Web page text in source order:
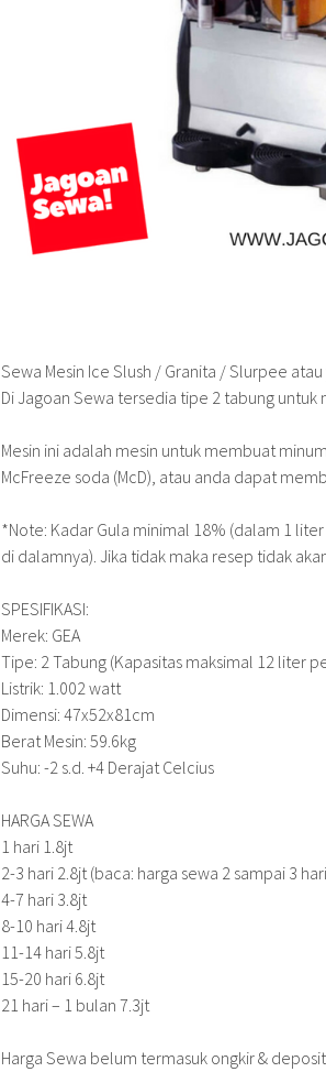
Sewa Mesin Ice Slush / Granita / Slurpee
Di Jagoan Sewa tersedia tipe 2 tabung untuk
Mesin ini adalah mesin untuk membuat
McFreeze soda (McD), atau anda dapat
*Note: Kadar Gula minimal 18% (dalam 1
di dalamnya). Jika tidak maka resep tidak
SPESIFIKASI:
Merek: GEA
Tipe: 2 Tabung (Kapasitas maksimal 12 liter
Listrik: 1.002 watt
Dimensi: 47x52x81cm
Berat Mesin: 59.6kg
Suhu: -2 s.d. +4 Derajat Celcius
HARGA SEWA
1 hari 1.8jt
2-3 hari 2.8jt (baca: harga sewa 2 sampai 3
4-7 hari 3.8jt
8-10 hari 4.8jt
11-14 hari 5.8jt
15-20 hari 6.8jt
21 hari – 1 bulan 7.3jt
Harga Sewa belum termasuk ongkir &